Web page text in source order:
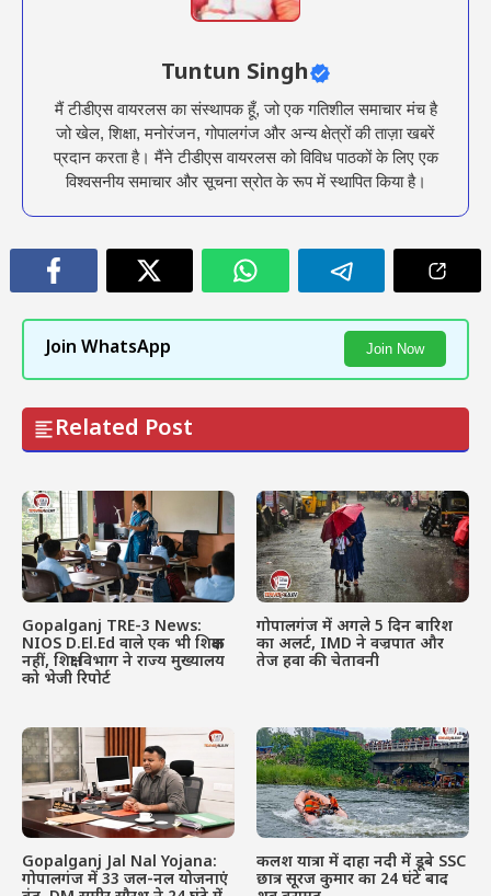
Tuntun Singh
मैं टीडीएस वायरलस का संस्थापक हूँ, जो एक गतिशील समाचार मंच है
जो खेल, शिक्षा, मनोरंजन, गोपालगंज और अन्य क्षेत्रों की ताज़ा खबरें
प्रदान करता है। मैंने टीडीएस वायरलस को विविध पाठकों के लिए एक
विश्वसनीय समाचार और सूचना स्रोत के रूप में स्थापित किया है।
Join WhatsApp Join Now
Related Post
Gopalganj TRE-3 News:
NIOS D.El.Ed वाले एक भी शिक्षक
नहीं, शिक्षा विभाग ने राज्य मुख्यालय
को भेजी रिपोर्ट
गोपालगंज में अगले 5 दिन बारिश
का अलर्ट, IMD ने वज्रपात और
तेज हवा की चेतावनी
Gopalganj Jal Nal Yojana:
गोपालगंज में 33 जल-नल योजनाएं
कलश यात्रा में दाहा नदी में डूबे SSC
छात्र सूरज कुमार का 24 घंटे बाद